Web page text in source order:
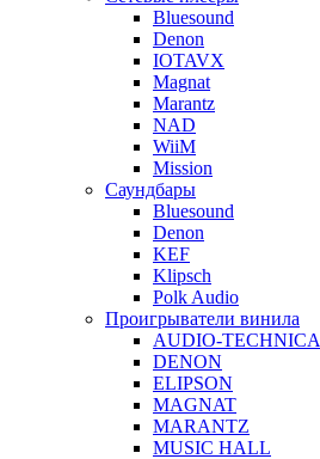
Bluesound
Denon
IOTAVX
Magnat
Marantz
NAD
WiiM
Mission
Саундбары
Bluesound
Denon
KEF
Klipsch
Polk Audio
Проигрыватели винила
AUDIO-TECHNICA
DENON
ELIPSON
MAGNAT
MARANTZ
MUSIC HALL